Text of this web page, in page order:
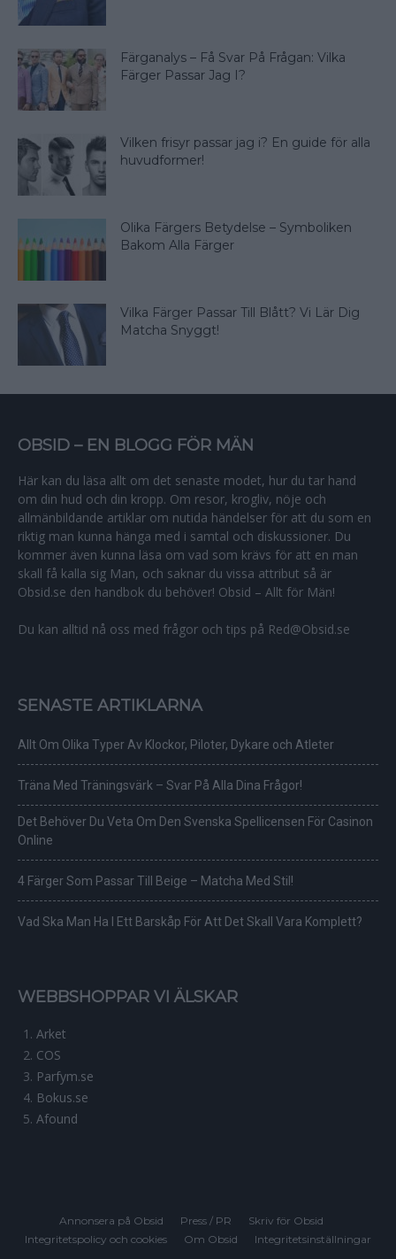
Färganalys – Få Svar På Frågan: Vilka
Färger Passar Jag I?
Vilken frisyr passar jag i? En guide för alla
huvudformer!
Olika Färgers Betydelse – Symboliken
Bakom Alla Färger
Vilka Färger Passar Till Blått? Vi Lär Dig
Matcha Snyggt!
OBSID – EN BLOGG FÖR MÄN
Här kan du läsa allt om det senaste modet, hur du tar hand
om din hud och din kropp. Om resor, krogliv, nöje och
allmänbildande artiklar om nutida händelser för att du som en
riktig man kunna hänga med i samtal och diskussioner. Du
kommer även kunna läsa om vad som krävs för att en man
skall få kalla sig Man, och saknar du vissa attribut så är
Obsid.se den handbok du behöver! Obsid – Allt för Män!
Du kan alltid nå oss med frågor och tips på Red@Obsid.se
SENASTE ARTIKLARNA
Allt Om Olika Typer Av Klockor, Piloter, Dykare och Atleter
Träna Med Träningsvärk – Svar På Alla Dina Frågor!
Det Behöver Du Veta Om Den Svenska Spellicensen För Casinon
Online
4 Färger Som Passar Till Beige – Matcha Med Stil!
Vad Ska Man Ha I Ett Barskåp För Att Det Skall Vara Komplett?
WEBBSHOPPAR VI ÄLSKAR
Arket
COS
Parfym.se
Bokus.se
Afound
Annonsera på Obsid Press / PR
Skriv för Obsid
Integritetspolicy och cookies
Om Obsid Integritetsinställningar